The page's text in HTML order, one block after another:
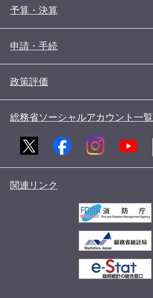
予算・決算
申請・手続
政策評価
総務省ソーシャルアカウント一覧
関連リンク